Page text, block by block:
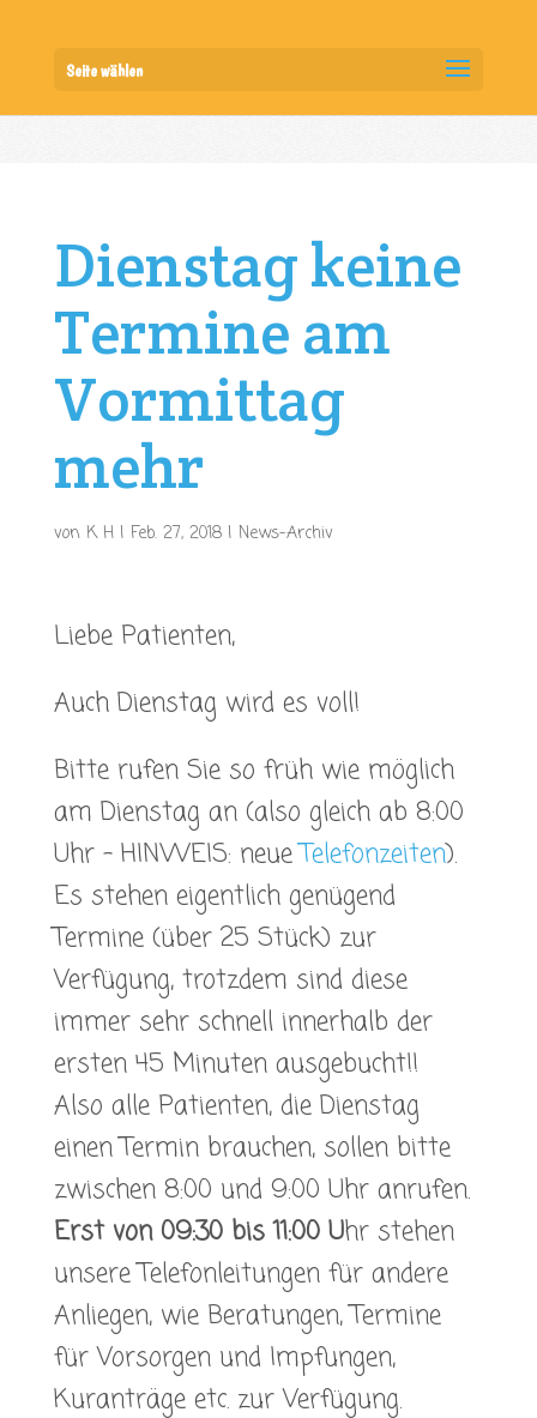
Seite wählen
Dienstag keine
Termine am
Vormittag
mehr
von K H| Feb. 27, 2018| News-Archiv
Liebe Patienten,
Auch Dienstag wird es voll!
Bitte rufen Sie so früh wie möglich
am Dienstag an (also gleich ab 8:00
Uhr – HINWEIS: neueTelefonzeiten).
Es stehen eigentlich genügend
Termine (über 25 Stück) zur
Verfügung, trotzdem sind diese
immer sehr schnell innerhalb der
ersten 45 Minuten ausgebucht!!
Also alle Patienten, die Dienstag
einen Termin brauchen, sollen bitte
zwischen 8:00 und 9:00 Uhr anrufen.
Erst von 09:30 bis 11:00 Uhr stehen
unsere Telefonleitungen für andere
Anliegen, wie Beratungen, Termine
für Vorsorgen und Impfungen,
Kuranträge etc. zur Verfügung.